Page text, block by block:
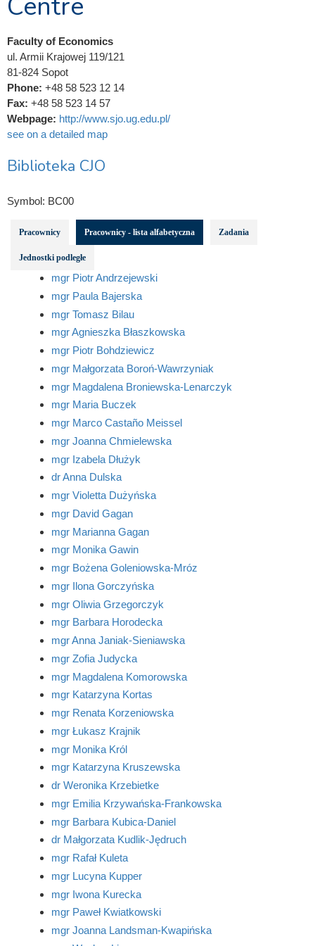
Faculty of Economics
ul. Armii Krajowej 119/121
81-824 Sopot
Phone: +48 58 523 12 14
Fax: +48 58 523 14 57
Webpage: http://www.sjo.ug.edu.pl/
see on a detailed map
Biblioteka CJO
Symbol: BC00
Pracownicy Pracownicy - lista alfabetyczna Zadania
Jednostki podległe
mgr Piotr Andrzejewski
mgr Paula Bajerska
mgr Tomasz Bilau
mgr Agnieszka Błaszkowska
mgr Piotr Bohdziewicz
mgr Małgorzata Boroń-Wawrzyniak
mgr Magdalena Broniewska-Lenarczyk
mgr Maria Buczek
mgr Marco Castaño Meissel
mgr Joanna Chmielewska
mgr Izabela Dłużyk
dr Anna Dulska
mgr Violetta Dużyńska
mgr David Gagan
mgr Marianna Gagan
mgr Monika Gawin
mgr Bożena Goleniowska-Mróz
mgr Ilona Gorczyńska
mgr Oliwia Grzegorczyk
mgr Barbara Horodecka
mgr Anna Janiak-Sieniawska
mgr Zofia Judycka
mgr Magdalena Komorowska
mgr Katarzyna Kortas
mgr Renata Korzeniowska
mgr Łukasz Krajnik
mgr Monika Król
mgr Katarzyna Kruszewska
dr Weronika Krzebietke
mgr Emilia Krzywańska-Frankowska
mgr Barbara Kubica-Daniel
dr Małgorzata Kudlik-Jędruch
mgr Rafał Kuleta
mgr Lucyna Kupper
mgr Iwona Kurecka
mgr Paweł Kwiatkowski
mgr Joanna Landsman-Kwapińska